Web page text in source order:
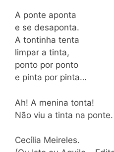
A ponte aponta
e se desaponta.
A tontinha tenta
limpar a tinta,
ponto por ponto
e pinta por pinta…
Ah! A menina tonta!
Não viu a tinta na ponte.
Cecília Meireles.